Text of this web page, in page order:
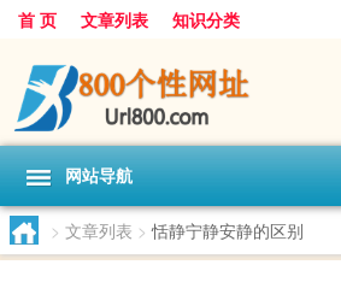
首 页 文章列表 知识分类
网站导航
> 文章列表 > 恬静宁静安静的区别